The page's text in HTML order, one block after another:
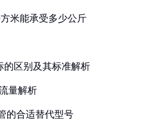
米能承受多少公斤
的区别及其标准解析
量解析
的合适替代型号